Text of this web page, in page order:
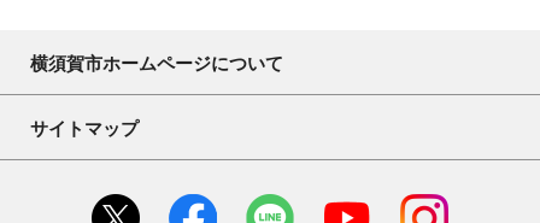
横須賀市ホームページについて
サイトマップ